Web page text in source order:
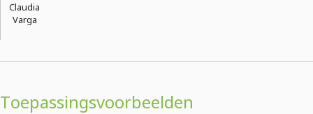
Claudia
Varga
Toepassingsvoorbeelden